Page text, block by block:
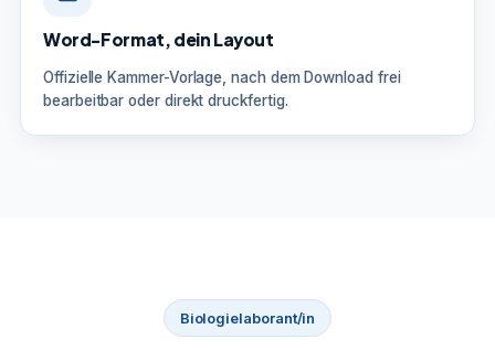
Word-Format, dein Layout
Offizielle Kammer-Vorlage, nach dem Download frei
bearbeitbar oder direkt druckfertig.
Biologielaborant/in